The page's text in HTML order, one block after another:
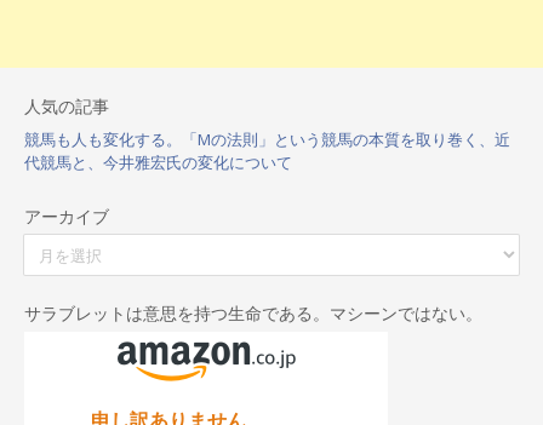
人気の記事
競馬も人も変化する。「Mの法則」という競馬の本質を取り巻く、近
代競馬と、今井雅宏氏の変化について
アーカイブ
イ
サラブレットは意思を持つ生命である。マシーンではない。